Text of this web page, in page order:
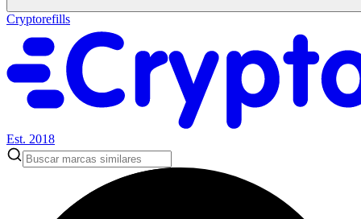
Cryptorefills
Est. 2018